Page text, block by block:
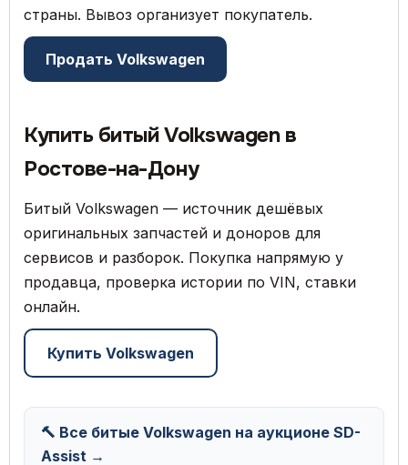
страны. Вывоз организует покупатель.
Продать Volkswagen
Купить битый Volkswagen в
Ростове-на-Дону
Битый Volkswagen — источник дешёвых
оригинальных запчастей и доноров для
сервисов и разборок. Покупка напрямую у
продавца, проверка истории по VIN, ставки
онлайн.
Купить Volkswagen
🔨 Все битые Volkswagen на аукционе SD-
Assist →